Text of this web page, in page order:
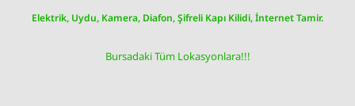
Elektrik, Uydu, Kamera, Diafon, Şifreli Kapı Kilidi, İnternet Tamir.
Bursadaki Tüm Lokasyonlara!!!